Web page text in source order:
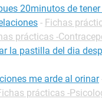
20minutos de
- Fichas
prácticas -
la pastilla del dia
me arde al orinar
prácticas -